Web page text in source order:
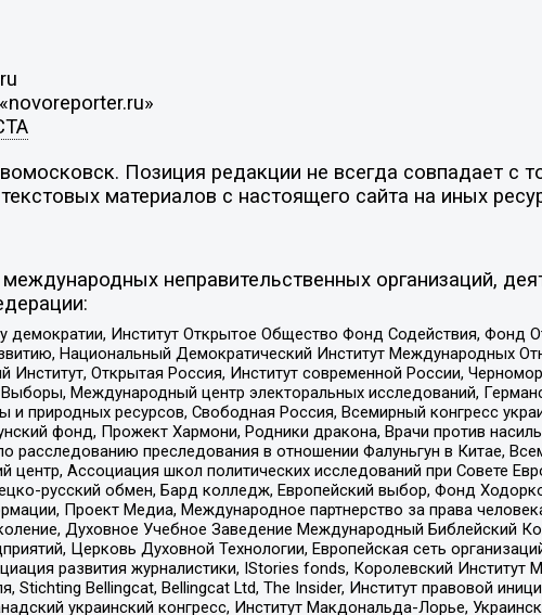
Позиция редакции не всегда совпадает с
материалов с настоящего сайта на иных
неправительственных организаций,
Институт Открытое Общество Фонд Содействия, Фонд
Национальный Демократический Институт Международных
Открытая Россия, Институт современной России,
Международный центр электоральных исследований,
природных ресурсов, Свободная Россия, Всемирный конгресс
фонд, Прожект Хармони, Родники дракона, Врачи против
расследованию преследования в отношении Фалуньгун в Китае,
центр, Ассоциация школ политических исследований при Совете
русский обмен, Бард колледж, Европейский выбор, Фонд
Проект Медиа, Международное партнерство за права
Духовное Учебное Заведение Международный Библейский
Церковь Духовной Технологии, Европейская сеть
развития журналистики, IStories fonds, Королевский
Stichting Bellingcat, Bellingcat Ltd, The Insider, Институт правовой
украинский конгресс, Институт Макдональда-Лорье,